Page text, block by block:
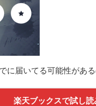
に届いてる可能性があ
楽天ブックスで試し読